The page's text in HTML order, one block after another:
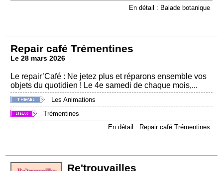
En détail : Balade botanique
Repair café Trémentines
Le 28 mars 2026
Le repair’Café : Ne jetez plus et réparons ensemble vos
objets du quotidien ! Le 4e samedi de chaque mois,...
Les Animations
Trémentines
En détail : Repair café Trémentines
Re'trouvailles